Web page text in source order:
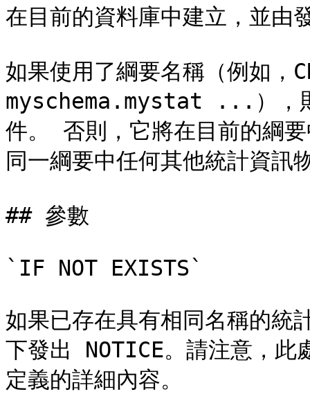
在目前的資料庫中建立，並由
如果使用了綱要名稱（例如，
myschema.mystat ...），則
件。 否則，它將在目前的綱
同一綱要中任何其他統計資訊
## 參數
`IF NOT EXISTS`
如果已存在具有相同名稱的統
下發出 NOTICE。請注意，此
定義的詳細內容。